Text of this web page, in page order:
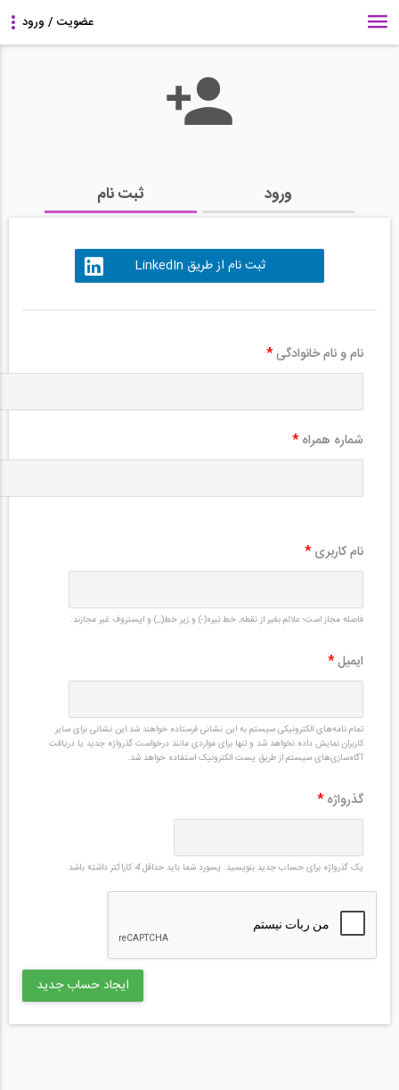
ورود ثبت نام
ثبت نام از طریق LinkedIn
نام و نام خانوادگی*
شماره همراه *
نام کاربری *
فاصله مجاز است؛ علائم بغیر از نقطه, خط تیره(-) و زیر خط(_) و اپستروف غیر مجازند.
ایمیل*
تمام نامه‌های الکترونیکی سیستم به این نشانی فرستاده خواهند شد.این نشانی برای سایر
کاربران نمایش داده نخواهد شد و تنها برای مواردی مانند درخواست گذرواژه جدید یا دریافت
آگاه‌سازی‌های سیستم از طریق پست الکترونیک استفاده خواهد شد.
گذرواژه *
یک گذرواژه برای حساب جدید بنویسید. پسورد شما باید حداقل4 کاراکتر داشته باشد.